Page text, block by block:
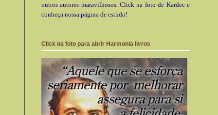
outros autores maravilhosos. Click na foto de Kardec e
conheça nossa página de estudo!
Click na foto para abrir Harmonia livros